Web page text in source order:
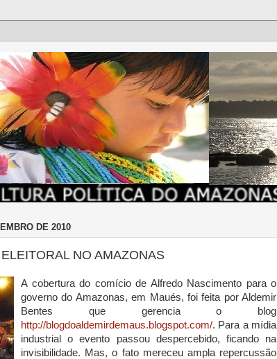
DE 2010
NO AMAZONAS
A cobertura do comício de Alfredo Nascimento para o
governo do Amazonas, em Maués, foi feita por Aldemir
Bentes que gerencia o blog
http://blogdoaldemirdemaus.blogspot.com/. Para a mídia
industrial o evento passou despercebido, ficando na
invisibilidade. Mas, o fato mereceu ampla repercussão